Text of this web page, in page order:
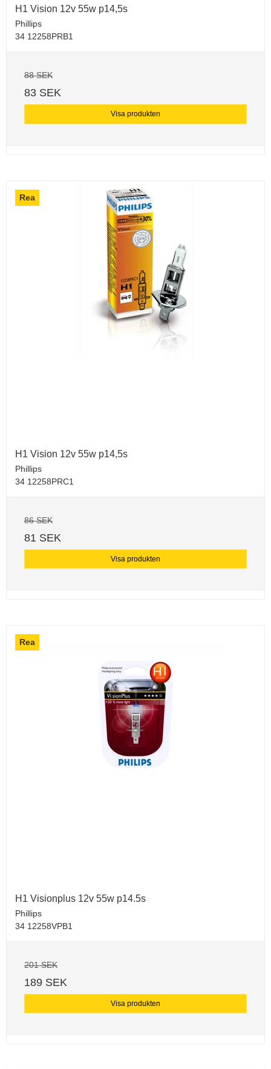
H1 Vision 12v 55w p14,5s
Phillips
34 12258PRB1
88 SEK
83 SEK
Visa produkten
Rea
H1 Vision 12v 55w p14,5s
Phillips
34 12258PRC1
86 SEK
81 SEK
Visa produkten
Rea
H1 Visionplus 12v 55w p14.5s
Phillips
34 12258VPB1
201 SEK
189 SEK
Visa produkten